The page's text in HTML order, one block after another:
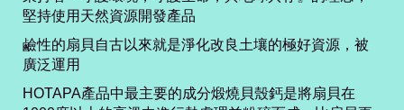
堅持使用天然資源開發產品
鹼性的扇貝自古以來就是淨化改良土壤的極好資源，被
廣泛運用
HOTAPA產品中最主要的成分煅燒貝殼鈣是將扇貝在